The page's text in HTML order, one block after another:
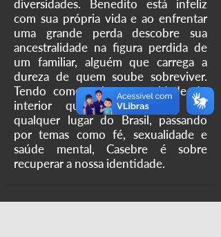
diversidades. Benedito está infeliz
com sua própria vida e ao enfrentar
uma grande perda descobre sua
ancestralidade na figura perdida de
um familiar, alguém que carrega a
dureza de quem soube sobreviver.
Tendo como palco uma cidade do
interior que poderia estar em
qualquer lugar do Brasil, passando
por temas como fé, sexualidade e
saúde mental, Casebre é sobre
recuperar a nossa identidade.